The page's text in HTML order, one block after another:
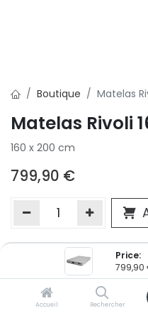
Price:
799,90
Accueil Rechercher
Boutique Matelas
Matelas Rivoli
160 x 200 cm
799,90 €
Ajouter à la liste d'envie
Si vous ne pouvez pas
victime de son succès et
renseigner directement